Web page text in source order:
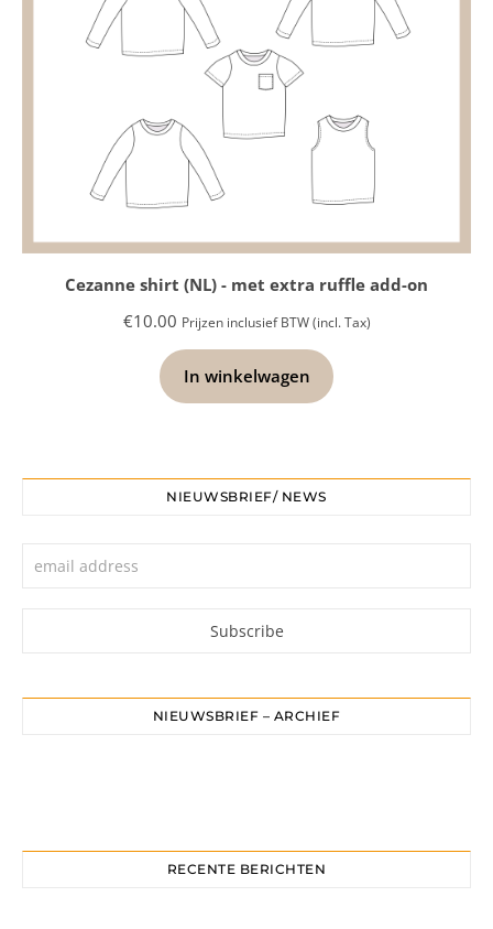
Cezanne shirt (NL) - met extra ruffle add-on
€10.00 Prijzen inclusief BTW (incl. Tax)
In winkelwagen
NIEUWSBRIEF/ NEWS
NIEUWSBRIEF – ARCHIEF
RECENTE BERICHTEN